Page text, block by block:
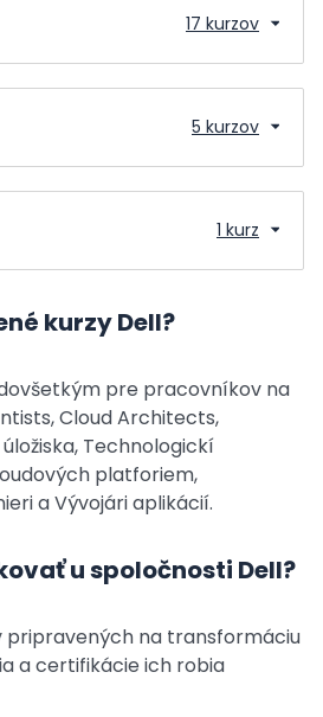
17 kurzov
5 kurzov
1 kurz
kurzy Dell?
pre pracovníkov na
Cloud Architects,
Technologickí
platforiem,
a Vývojári aplikácií.
u spoločnosti Dell?
pripravených na transformáciu
a certifikácie ich robia